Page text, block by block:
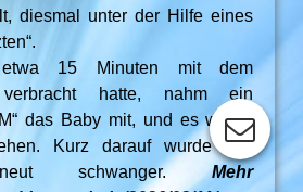
diesmal unter der Hilfe eines
15 Minuten mit dem
verbracht hatte, nahm ein
das Baby mit, und es wurde
Kurz darauf wurde das
schwanger.Mehr